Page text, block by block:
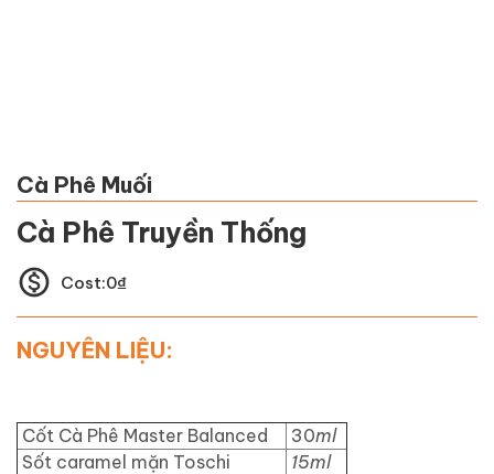
Cà Phê Muối
Cà Phê Truyền Thống
Cost:0₫
NGUYÊN LIỆU:
Cốt Cà Phê Master Balanced 30ml
Sốt caramel mặn Toschi
15ml